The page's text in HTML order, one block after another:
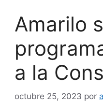
Amarilo
a la
octubre 25, 2023 por